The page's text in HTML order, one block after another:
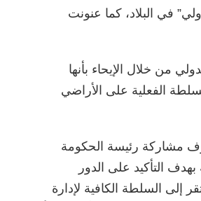
في البلاد، كما عنونت
من خلال الإيحاء بأنها
الفعلية على الأراضي
مشاركة رئيسة الحكومة
قمة متوسطية بهدف التأكيد على الدور
إلى السلطة الكافية لإدارة